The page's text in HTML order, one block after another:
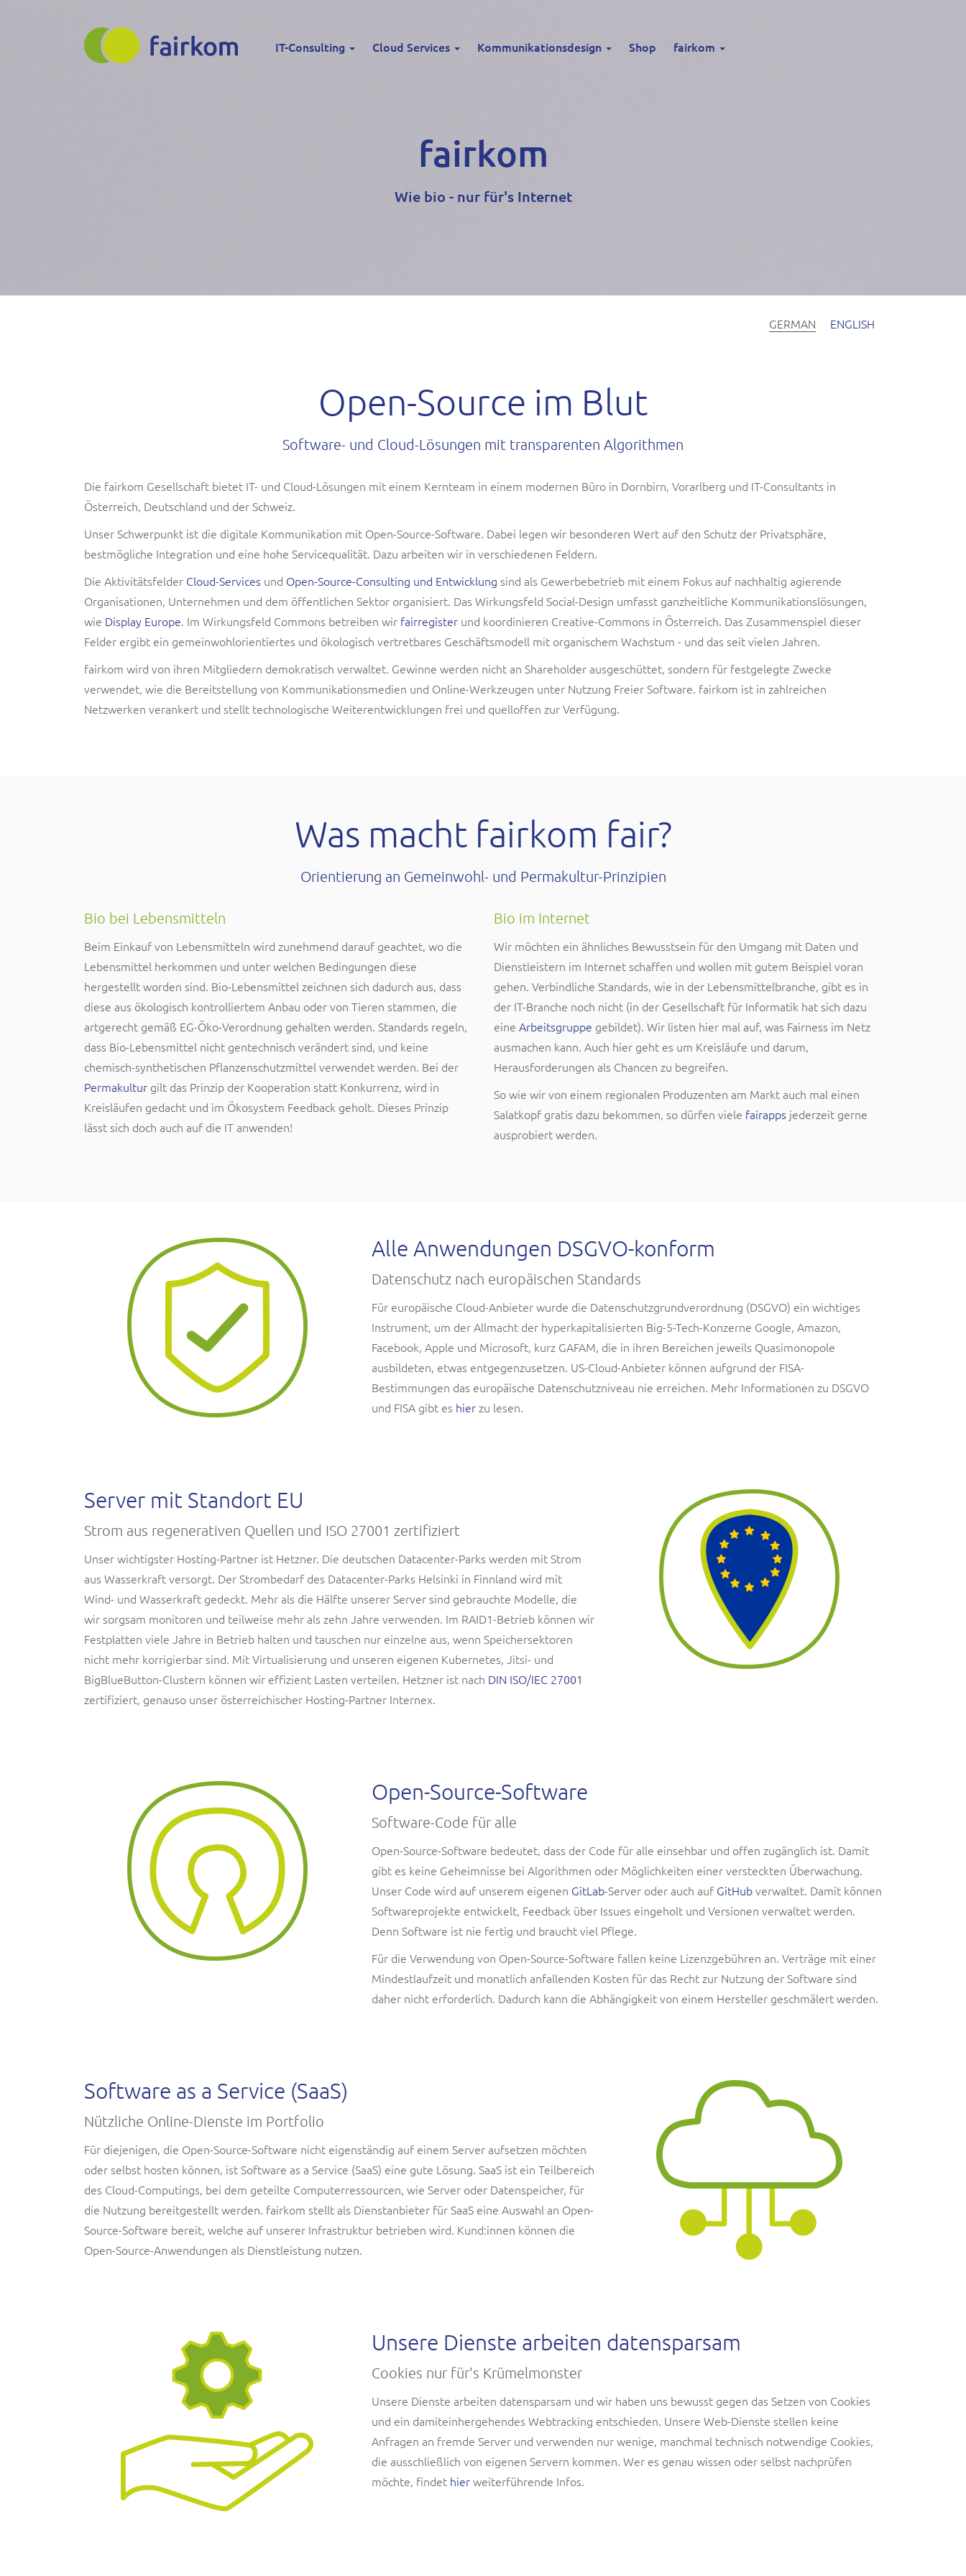
Main
navigation
IT-Consulting Cloud Services Kommunikationsdesign Shop fairkom
fairkom
Wie bio - nur für's Internet
GERMAN ENGLISH
Open-Source im Blut
Software- und Cloud-Lösungen mit transparenten Algorithmen
Die fairkom Gesellschaft bietet IT- und Cloud-Lösungen mit einem Kernteam in einem modernen Büro in Dornbirn, Vorarlberg und IT-Consultants in
Österreich, Deutschland und der Schweiz.
Unser Schwerpunkt ist die digitale Kommunikation mit Open-Source-Software. Dabei legen wir besonderen Wert auf den Schutz der Privatsphäre,
bestmögliche Integration und eine hohe Servicequalität. Dazu arbeiten wir in verschiedenen Feldern.
Die Aktivitätsfelder Cloud-Services und Open-Source-Consulting und Entwicklung sind als Gewerbebetrieb mit einem Fokus auf nachhaltig agierende
Organisationen, Unternehmen und dem öffentlichen Sektor organisiert. Das Wirkungsfeld Social-Design umfasst ganzheitliche Kommunikationslösungen,
wie Display Europe. Im Wirkungsfeld Commons betreiben wir fairregister und koordinieren Creative-Commons in Österreich. Das Zusammenspiel dieser
Felder ergibt ein gemeinwohlorientiertes und ökologisch vertretbares Geschäftsmodell mit organischem Wachstum - und das seit vielen Jahren.
fairkom wird von ihren Mitgliedern demokratisch verwaltet. Gewinne werden nicht an Shareholder ausgeschüttet, sondern für festgelegte Zwecke
verwendet, wie die Bereitstellung von Kommunikationsmedien und Online-Werkzeugen unter Nutzung Freier Software. fairkom ist in zahlreichen
Netzwerken verankert und stellt technologische Weiterentwicklungen frei und quelloffen zur Verfügung.
Was macht fairkom fair?
Orientierung an Gemeinwohl- und Permakultur-Prinzipien
Bio bei Lebensmitteln
Beim Einkauf von Lebensmitteln wird zunehmend darauf geachtet, wo die
Lebensmittel herkommen und unter welchen Bedingungen diese
hergestellt worden sind. Bio-Lebensmittel zeichnen sich dadurch aus, dass
diese aus ökologisch kontrolliertem Anbau oder von Tieren stammen, die
artgerecht gemäß EG-Öko-Verordnung gehalten werden. Standards regeln,
dass Bio-Lebensmittel nicht gentechnisch verändert sind, und keine
chemisch-synthetischen Pflanzenschutzmittel verwendet werden. Bei der
Permakultur gilt das Prinzip der Kooperation statt Konkurrenz, wird in
Kreisläufen gedacht und im Ökosystem Feedback geholt. Dieses Prinzip
lässt sich doch auch auf die IT anwenden!
Bio im Internet
Wir möchten ein ähnliches Bewusstsein für den Umgang mit Daten und
Dienstleistern im Internet schaffen und wollen mit gutem Beispiel voran
gehen. Verbindliche Standards, wie in der Lebensmittelbranche, gibt es in
der IT-Branche noch nicht (in der Gesellschaft für Informatik hat sich dazu
eine Arbeitsgruppe gebildet). Wir listen hier mal auf, was Fairness im Netz
ausmachen kann. Auch hier geht es um Kreisläufe und darum,
Herausforderungen als Chancen zu begreifen.
So wie wir von einem regionalen Produzenten am Markt auch mal einen
Salatkopf gratis dazu bekommen, so dürfen viele fairapps jederzeit gerne
ausprobiert werden.
Alle Anwendungen DSGVO-konform
Datenschutz nach europäischen Standards
Für europäische Cloud-Anbieter wurde die Datenschutzgrundverordnung (DSGVO) ein wichtiges
Instrument, um der Allmacht der hyperkapitalisierten Big-5-Tech-Konzerne Google, Amazon,
Facebook, Apple und Microsoft, kurz GAFAM, die in ihren Bereichen jeweils Quasimonopole
ausbildeten, etwas entgegenzusetzen. US-Cloud-Anbieter können aufgrund der FISA-
Bestimmungen das europäische Datenschutzniveau nie erreichen. Mehr Informationen zu DSGVO
und FISA gibt es hierzu lesen.
Server mit Standort EU
Strom aus regenerativen Quellen und ISO 27001 zertifiziert
Unser wichtigster Hosting-Partner ist Hetzner. Die deutschen Datacenter-Parks werden mit Strom
aus Wasserkraft versorgt. Der Strombedarf des Datacenter-Parks Helsinki in Finnland wird mit
Wind- und Wasserkraft gedeckt. Mehr als die Hälfte unserer Server sind gebrauchte Modelle, die
wir sorgsam monitoren und teilweise mehr als zehn Jahre verwenden. Im RAID1-Betrieb können wir
Festplatten viele Jahre in Betrieb halten und tauschen nur einzelne aus, wenn Speichersektoren
nicht mehr korrigierbar sind. Mit Virtualisierung und unseren eigenen Kubernetes, Jitsi- und
BigBlueButton-Clustern können wir effizient Lasten verteilen. Hetzner ist nach DIN ISO/IEC 27001
zertifiziert, genauso unser österreichischer Hosting-Partner Internex.
Open-Source-Software
Software-Code für alle
Open-Source-Software bedeutet, dass der Code für alle einsehbar und offen zugänglich ist. Damit
gibt es keine Geheimnisse bei Algorithmen oder Möglichkeiten einer versteckten Überwachung.
Unser Code wird auf unserem eigenen GitLab-Server oder auch auf GitHubverwaltet. Damit können
Softwareprojekte entwickelt, Feedback über Issues eingeholt und Versionen verwaltet werden.
Denn Software ist nie fertig und braucht viel Pflege.
Für die Verwendung von Open-Source-Software fallen keine Lizenzgebühren an. Verträge mit einer
Mindestlaufzeit und monatlich anfallenden Kosten für das Recht zur Nutzung der Software sind
daher nicht erforderlich. Dadurch kann die Abhängigkeit von einem Hersteller geschmälert werden.
Software as a Service (SaaS)
Nützliche Online-Dienste im Portfolio
Für diejenigen, die Open-Source-Software nicht eigenständig auf einem Server aufsetzen möchten
oder selbst hosten können, ist Software as a Service (SaaS) eine gute Lösung. SaaS ist ein Teilbereich
des Cloud-Computings, bei dem geteilte Computerressourcen, wie Server oder Datenspeicher, für
die Nutzung bereitgestellt werden. fairkom stellt als Dienstanbieter für SaaS eine Auswahl an Open-
Source-Software bereit, welche auf unserer Infrastruktur betrieben wird. Kund:innen können die
Open-Source-Anwendungen als Dienstleistung nutzen.
Unsere Dienste arbeiten datensparsam
Cookies nur für's Krümelmonster
Unsere Dienste arbeiten datensparsam und wir haben uns bewusst gegen das Setzen von Cookies
und ein damiteinhergehendes Webtracking entschieden. Unsere Web-Dienste stellen keine
Anfragen an fremde Server und verwenden nur wenige, manchmal technisch notwendige Cookies,
die ausschließlich von eigenen Servern kommen. Wer es genau wissen oder selbst nachprüfen
möchte, findet hierweiterführende Infos.